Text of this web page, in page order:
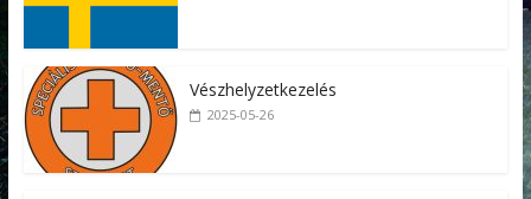
Vészhelyzetkezelés
2025-05-26